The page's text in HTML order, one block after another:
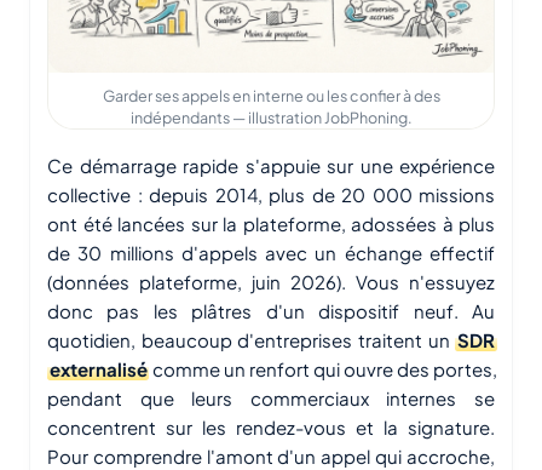
Garder ses appels en interne ou les confier à des
indépendants — illustration JobPhoning.
Ce démarrage rapide s'appuie sur une expérience
collective : depuis 2014, plus de 20 000 missions
ont été lancées sur la plateforme, adossées à plus
de 30 millions d'appels avec un échange effectif
(données plateforme, juin 2026). Vous n'essuyez
donc pas les plâtres d'un dispositif neuf. Au
quotidien, beaucoup d'entreprises traitent unSDR
externalisé comme un renfort qui ouvre des portes,
pendant que leurs commerciaux internes se
concentrent sur les rendez-vous et la signature.
Pour comprendre l'amont d'un appel qui accroche,